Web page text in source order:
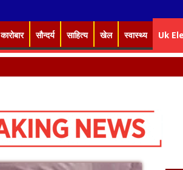
कारोबार सौन्दर्य साहित्य खेल स्वास्थ्य Uk